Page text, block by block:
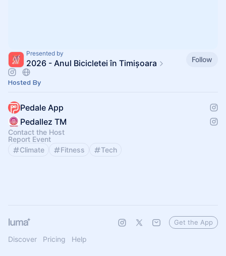
Presented by
2026 - Anul Bicicletei în Timișoara Follow
Hosted By
Pedale App
Pedallez TM
Contact the Host
Report Event
Climate
Fitness Tech
Discover Pricing Help
Get the App